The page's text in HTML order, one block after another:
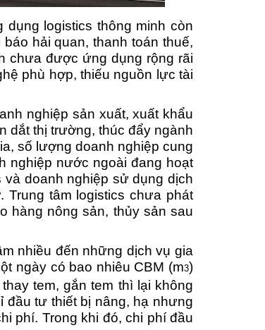
logistics thông minh còn
hải quan, thanh toán thuế,
chưa được ứng dụng rộng rãi
phù hợp, thiếu nguồn lực tài
nghiệp sản xuất, xuất khẩu
dắt thị trường, thúc đẩy ngành
số lượng doanh nghiệp cung
nghiệp nước ngoài đang hoạt
doanh nghiệp sử dụng dịch
Trung tâm logistics chưa phát
hàng nông sản, thủy sản sau
nhiều đến những dịch vụ gia
ngày có bao nhiêu CBM (m3)
tem, gắn tem thì lại không
đầu tư thiết bị nâng, hạ nhưng
phí. Trong khi đó, chi phí đầu